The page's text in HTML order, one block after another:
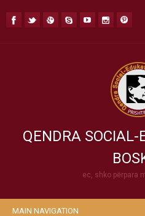
QENDRA SOCIAL-
ec, shko përpara
MAIN NAVIGATION